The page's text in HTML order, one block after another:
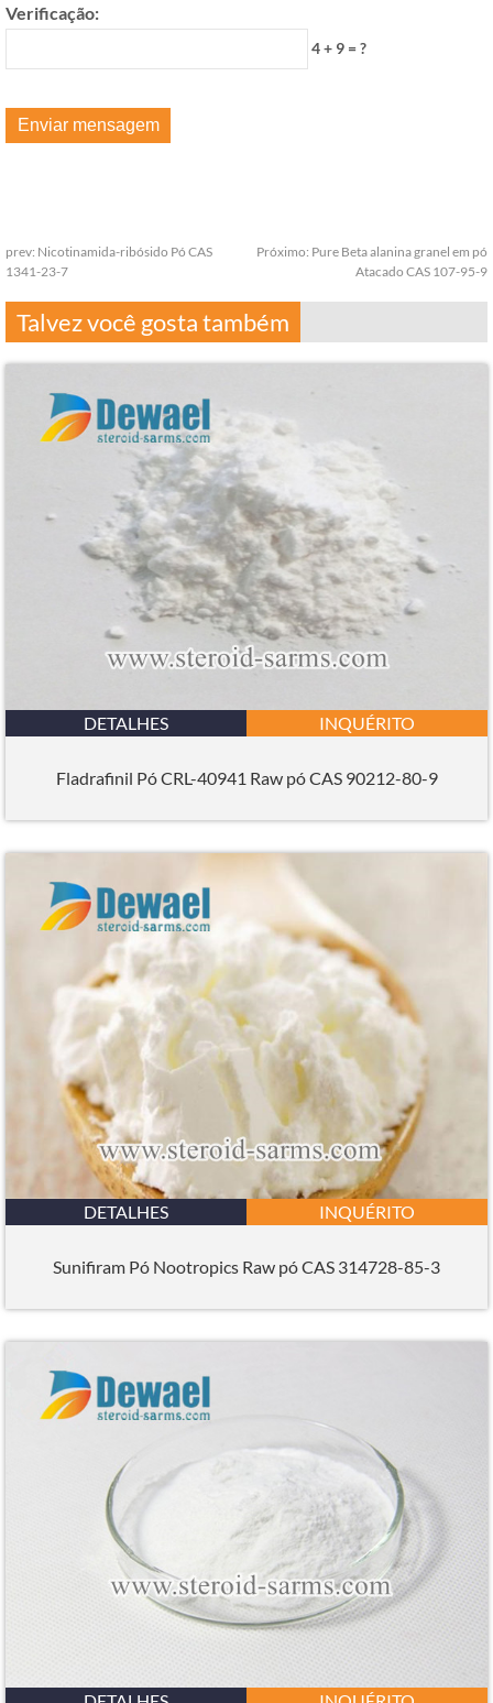
Verificação:
4 + 9 = ?
prev: Nicotinamida-ribósido Pó CAS
1341-23-7
Próximo: Pure Beta alanina granel em pó
Atacado CAS 107-95-9
Talvez você gosta também
DETALHES INQUÉRITO
Fladrafinil Pó CRL-40941 Raw pó CAS 90212-80-9
DETALHES INQUÉRITO
Sunifiram Pó Nootropics Raw pó CAS 314728-85-3